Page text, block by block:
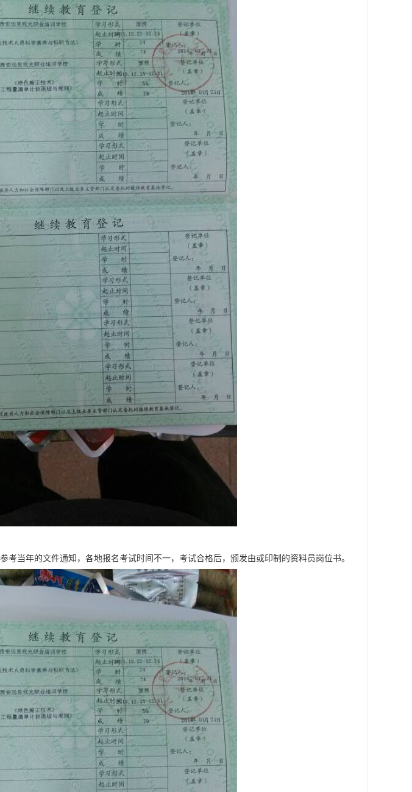
考当年的文件通知，各地报名考试时间不一，考试合格后，颁发由或印制的资料员岗位书。